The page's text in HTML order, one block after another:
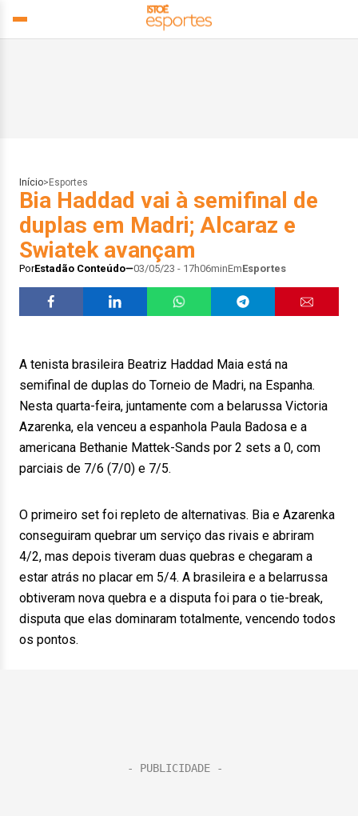
Início> Esportes
Bia Haddad vai à semifinal de
duplas em Madri; Alcaraz e
Swiatek avançam
PorEstadão Conteúdo 03/05/23 - 17h06minEmEsportes
A tenista brasileira Beatriz Haddad Maia está na
semifinal de duplas do Torneio de Madri, na Espanha.
Nesta quarta-feira, juntamente com a belarussa Victoria
Azarenka, ela venceu a espanhola Paula Badosa e a
americana Bethanie Mattek-Sands por 2 sets a 0, com
parciais de 7/6 (7/0) e 7/5.
O primeiro set foi repleto de alternativas. Bia e Azarenka
conseguiram quebrar um serviço das rivais e abriram
4/2, mas depois tiveram duas quebras e chegaram a
estar atrás no placar em 5/4. A brasileira e a belarrussa
obtiveram nova quebra e a disputa foi para o tie-break,
disputa que elas dominaram totalmente, vencendo todos
os pontos.